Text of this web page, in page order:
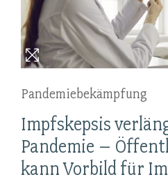
Pandemiebekämpfung
Impfskepsis
Pandemie –
kann Vorbild für